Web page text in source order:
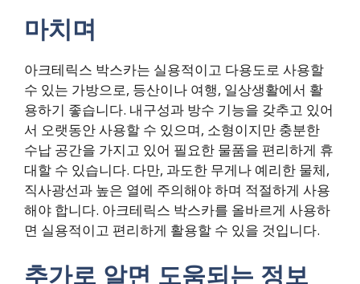
마치며
아크테릭스 박스카는 실용적이고 다용도로 사용할
수 있는 가방으로, 등산이나 여행, 일상생활에서 활
용하기 좋습니다. 내구성과 방수 기능을 갖추고 있어
서 오랫동안 사용할 수 있으며, 소형이지만 충분한
수납 공간을 가지고 있어 필요한 물품을 편리하게 휴
대할 수 있습니다. 다만, 과도한 무게나 예리한 물체,
직사광선과 높은 열에 주의해야 하며 적절하게 사용
해야 합니다. 아크테릭스 박스카를 올바르게 사용하
면 실용적이고 편리하게 활용할 수 있을 것입니다.
추가로 알면 도움되는 정보